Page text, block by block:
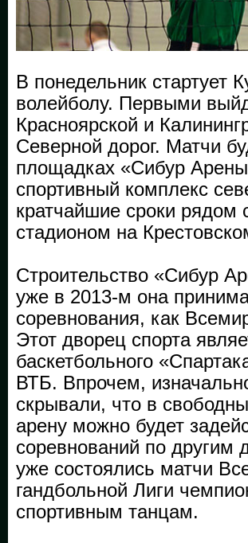
В понедельник
волейболу. Первыми
Красноярской и
Северной дорог. Матчи
площадках «Сибур
спортивный комплекс
кратчайшие сроки
стадионом на
Строительство «Сибур
уже в 2013-м она
соревнования, как
Этот дворец спорта
баскетбольного
ВТБ. Впрочем,
скрывали, что в
арену можно будет
соревнований по
уже состоялись матчи
гандбольной Лиги
спортивным танцам.